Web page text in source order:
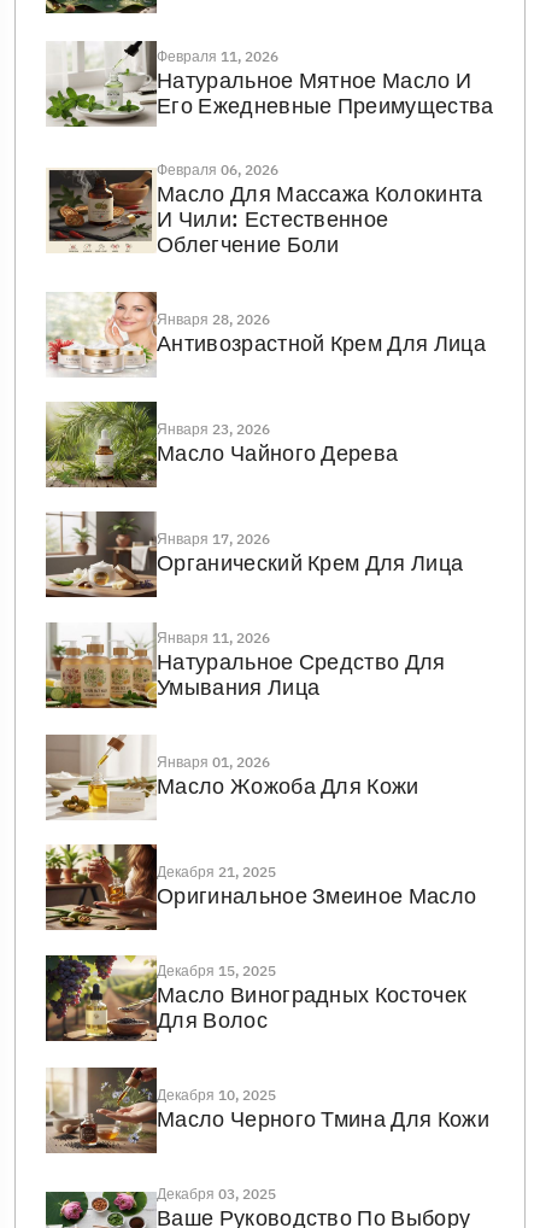
Февраля 11, 2026
Натуральное Мятное Масло И
Его Ежедневные Преимущества
Февраля 06, 2026
Масло Для Массажа Колокинта
И Чили: Естественное
Облегчение Боли
Января 28, 2026
Антивозрастной Крем Для Лица
Января 23, 2026
Масло Чайного Дерева
Января 17, 2026
Органический Крем Для Лица
Января 11, 2026
Натуральное Средство Для
Умывания Лица
Января 01, 2026
Масло Жожоба Для Кожи
Декабря 21, 2025
Оригинальное Змеиное Масло
Декабря 15, 2025
Масло Виноградных Косточек
Для Волос
Декабря 10, 2025
Масло Черного Тмина Для Кожи
Декабря 03, 2025
Ваше Руководство По Выбору